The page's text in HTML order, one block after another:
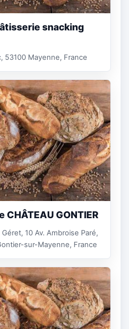
snacking
53100 Mayenne, France
CHÂTEAU GONTIER
10 Av. Ambroise Paré,
sur-Mayenne, France